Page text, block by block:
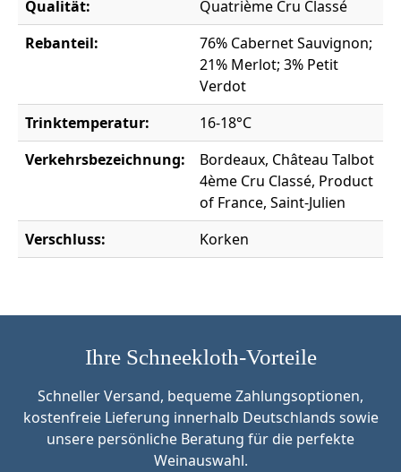
Qualität:
Quatrième Cru Classé
Rebanteil:
76% Cabernet Sauvignon;
21% Merlot; 3% Petit
Verdot
Trinktemperatur:
16-18°C
Verkehrsbezeichnung:
Bordeaux, Château Talbot
4ème Cru Classé, Product
of France, Saint-Julien
Verschluss:
Korken
Ihre Schneekloth-Vorteile
Schneller Versand, bequeme Zahlungsoptionen,
kostenfreie Lieferung innerhalb Deutschlands sowie
unsere persönliche Beratung für die perfekte
Weinauswahl.